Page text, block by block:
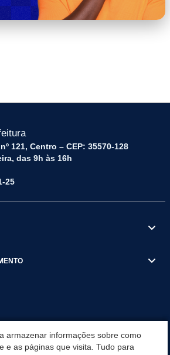
121, Centro – CEP: 35570-128
das 9h às 16h
25
armazenar informações sobre como
e as páginas que visita. Tudo para